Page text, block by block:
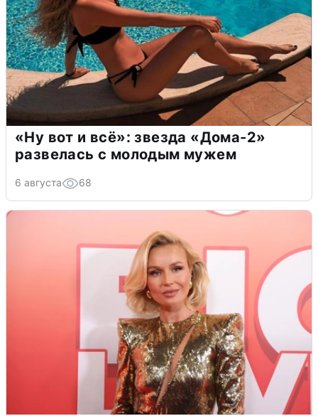
«Ну вот и всё»: звезда «Дома-2»
развелась с молодым мужем
6 августа 68